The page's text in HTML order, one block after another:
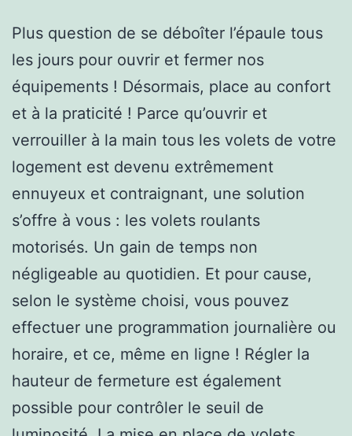
Plus question de se déboîter l’épaule tous
les jours pour ouvrir et fermer nos
équipements ! Désormais, place au confort
et à la praticité ! Parce qu’ouvrir et
verrouiller à la main tous les volets de votre
logement est devenu extrêmement
ennuyeux et contraignant, une solution
s’offre à vous : les volets roulants
motorisés. Un gain de temps non
négligeable au quotidien. Et pour cause,
selon le système choisi, vous pouvez
effectuer une programmation journalière ou
horaire, et ce, même en ligne ! Régler la
hauteur de fermeture est également
possible pour contrôler le seuil de